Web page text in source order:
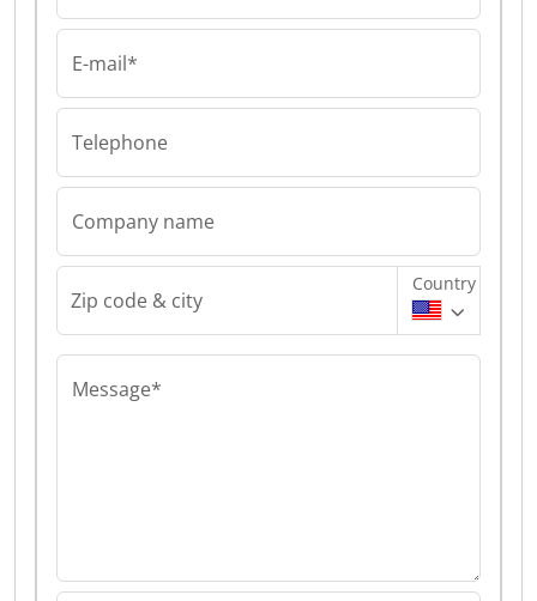
E-mail*
Telephone
Company name
Zip code & city
Country
Message*